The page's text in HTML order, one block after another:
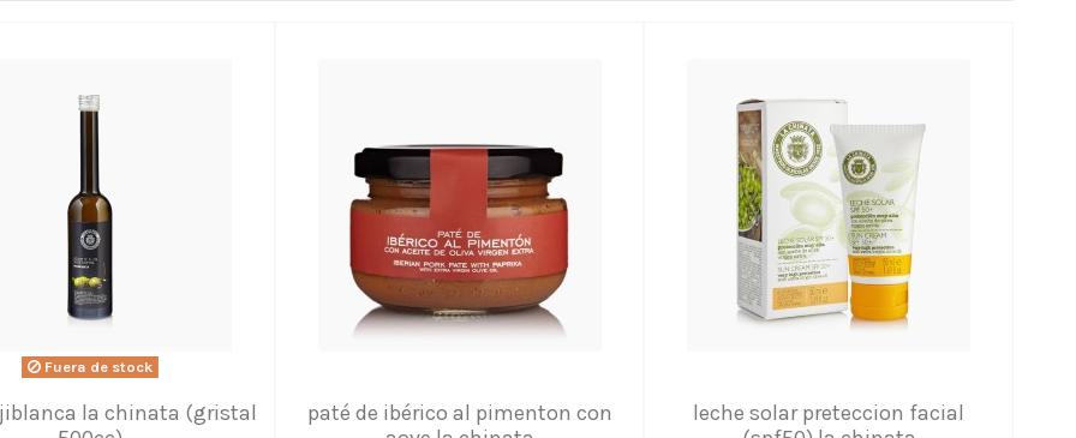
Fuera de stock
la chinata (gristal
paté de ibérico al pimenton con
leche solar preteccion facial